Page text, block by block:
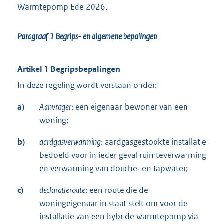
Warmtepomp Ede 2026.
Paragraaf 1 Begrips- en algemene bepalingen
Artikel 1 Begripsbepalingen
In deze regeling wordt verstaan onder:
a) Aanvrager: een eigenaar-bewoner van een
woning;
b) aardgasverwarming: aardgasgestookte installatie
bedoeld voor in ieder geval ruimteverwarming
en verwarming van douche‐ en tapwater;
c) declaratieroute: een route die de
woningeigenaar in staat stelt om voor de
installatie van een hybride warmtepomp via